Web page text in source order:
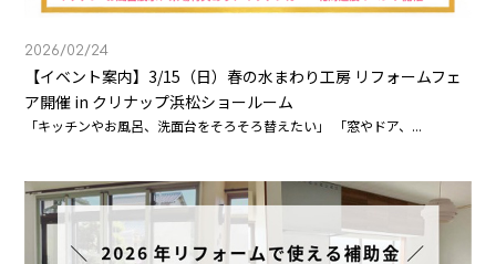
2026/02/24
【イベント案内】3/15（日）春の水まわり工房 リフォームフェ
ア開催 in クリナップ浜松ショールーム
「キッチンやお風呂、洗面台をそろそろ替えたい」 「窓やドア、...